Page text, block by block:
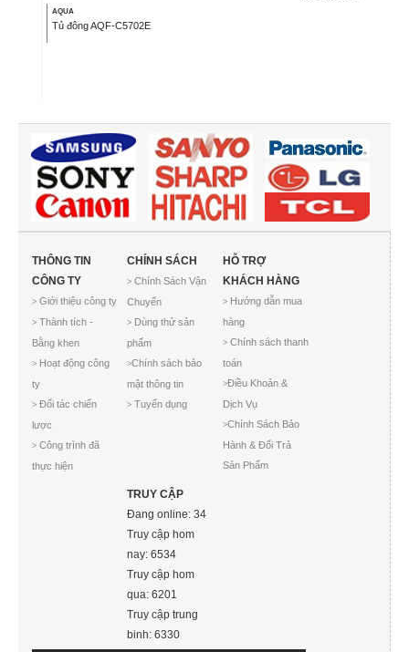
AQUA
Tủ đông AQF-C5702E
THÔNG TIN
CÔNG TY
> Giới thiệu công ty
> Thành tích -
Bằng khen
> Hoạt động công
ty
> Đối tác chiến
lược
> Công trình đã
thực hiện
CHÍNH SÁCH
> Chính Sách Vận
Chuyển
> Dùng thử sản
phẩm
>Chính sách bảo
mật thông tin
> Tuyển dụng
HỖ TRỢ
KHÁCH HÀNG
>Hướng dẫn mua
hàng
>Chính sách thanh
toán
>Điều Khoản &
Dịch Vụ
>Chính Sách Bảo
Hành & Đổi Trả
Sản Phẩm
TRUY CẬP
Đang online: 34
Truy cập hom
nay: 6534
Truy cập hom
qua: 6201
Truy cập trung
binh: 6330